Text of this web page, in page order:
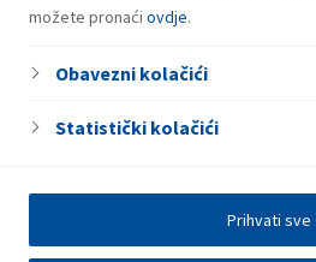
možete pronaći ovdje.
Obavezni kolačići
Statistički kolačići
Prihvati sve